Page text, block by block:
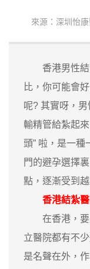
來源：深圳怡
香港男性結
比，你可能會
呢? 其實呀，
輸精管給紮起
頭” 啦，是一
門的避孕選擇
點，逐漸受到
香港結紮
在香港，要
立醫院都有不
是名聲在外，